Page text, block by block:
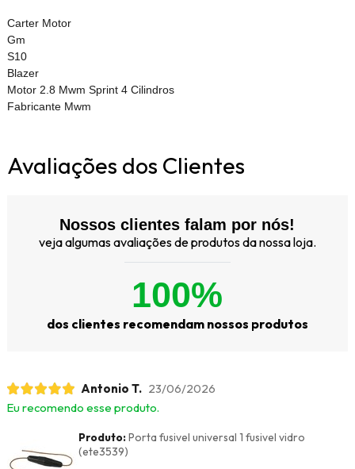
Carter Motor
Gm
S10
Blazer
Motor 2.8 Mwm Sprint 4 Cilindros
Fabricante Mwm
Avaliações dos Clientes
Nossos clientes falam por nós!
veja algumas avaliações de produtos da nossa loja.
100%
dos clientes recomendam nossos produtos
Antonio T. 23/06/2026
Eu recomendo esse produto.
Produto:Porta fusivel universal 1 fusivel vidro
(ete3539)